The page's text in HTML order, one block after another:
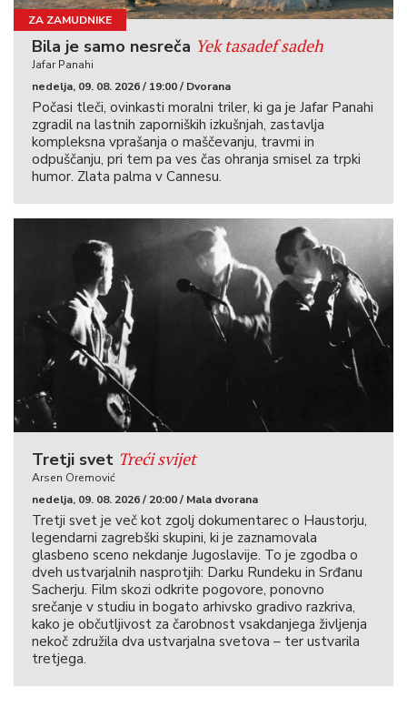
ZA ZAMUDNIKE
Bila je samo nesreča Yek tasadef sadeh
Jafar Panahi
nedelja, 09. 08. 2026 / 19:00 / Dvorana
Počasi tleči, ovinkasti moralni triler, ki ga je Jafar Panahi
zgradil na lastnih zaporniških izkušnjah, zastavlja
kompleksna vprašanja o maščevanju, travmi in
odpuščanju, pri tem pa ves čas ohranja smisel za trpki
humor. Zlata palma v Cannesu.
Tretji svet Treći svijet
Arsen Oremović
nedelja, 09. 08. 2026 / 20:00 / Mala dvorana
Tretji svet je več kot zgolj dokumentarec o Haustorju,
legendarni zagrebški skupini, ki je zaznamovala
glasbeno sceno nekdanje Jugoslavije. To je zgodba o
dveh ustvarjalnih nasprotjih: Darku Rundeku in Srđanu
Sacherju. Film skozi odkrite pogovore, ponovno
srečanje v studiu in bogato arhivsko gradivo razkriva,
kako je občutljivost za čarobnost vsakdanjega življenja
nekoč združila dva ustvarjalna svetova – ter ustvarila
tretjega.